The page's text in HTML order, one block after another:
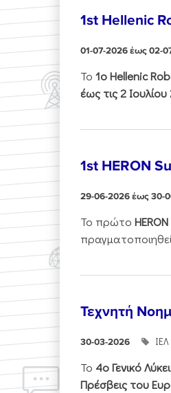
1st Hellenic
01-07-2026 έως 02-
Το 1οHellenic
έως τις 2
1st HERON
29-06-2026 έως 30-
Το πρώτο HERON
Τεχνητή
30-03-2026 ΙΕΛ
Το 4ο Γενικό
Πρέσβεις του